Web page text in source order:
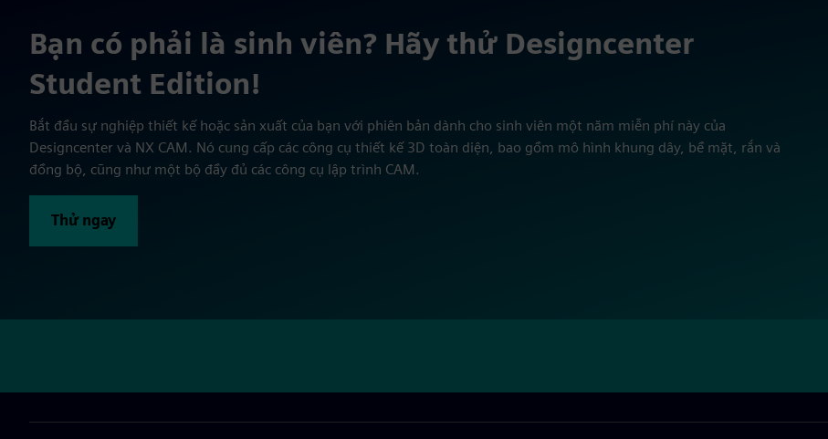
Bạn có phải là sinh viên? Hãy thử Designcenter
Student Edition!
Bắt đầu sự nghiệp thiết kế hoặc sản xuất của bạn với phiên bản dành cho sinh viên một năm miễn phí này của
Designcenter và NX CAM. Nó cung cấp các công cụ thiết kế 3D toàn diện, bao gồm mô hình khung dây, bề mặt, rắn và
đồng bộ, cũng như một bộ đầy đủ các công cụ lập trình CAM.
Thử ngay